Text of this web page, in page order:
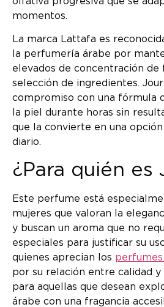
momentos.
La marca Lattafa es
la perfumería árabe por
elevados de concentración de
selección de ingredientes.
compromiso con una fórmula
la piel durante horas sin
que la convierte en una
diario.
¿Para quién es
Este perfume está
mujeres que valoran la
y buscan un aroma que no
especiales para justificar su
quienes aprecian los
por su relación entre calidad y
para aquellas que desean
árabe con una fragancia